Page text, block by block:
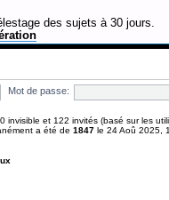
des sujets à 30 jours.
Mot de passe:
invisible et 122 invités (basé sur les
a été de 1847 le 24 Aoû 2025,